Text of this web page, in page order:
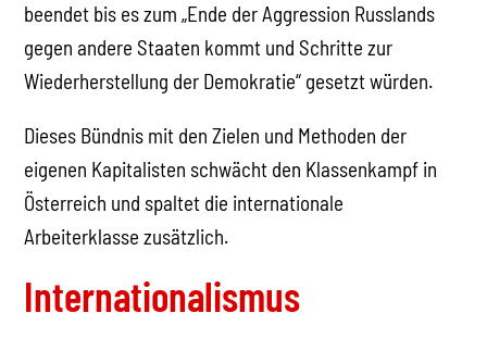
beendet bis es zum „Ende der Aggression Russlands
gegen andere Staaten kommt und Schritte zur
Wiederherstellung der Demokratie“ gesetzt würden.
Dieses Bündnis mit den Zielen und Methoden der
eigenen Kapitalisten schwächt den Klassenkampf in
Österreich und spaltet die internationale
Arbeiterklasse zusätzlich.
Internationalismus